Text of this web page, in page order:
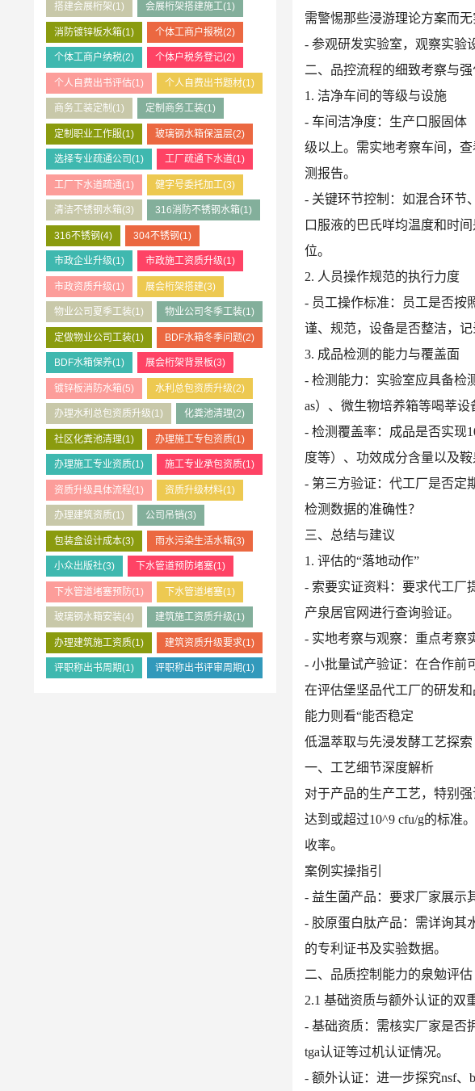
搭建会展桁架(1) 会展桁架搭建施工(1)
消防镀锌板水箱(1) 个体工商户报税(2)
个体工商户纳税(2) 个体户税务登记(2)
个人自费出书评估(1) 个人自费出书题材(1)
商务工装定制 (1) 定制商务工装(1)
定制职业工作服(1) 玻璃钢水箱保温层(2)
选择专业疏通公司 (1) 工厂疏通下水道(1)
工厂下水道疏通(1) 健字号委托加工(3)
清洁不锈钢水箱(3) 316消防不锈钢水箱(1)
316不锈钢(4) 304不锈钢(1)
市政企业升级(1) 市政施工资质升级(1)
市政资质升级(1) 展会桁架搭建(3)
物业公司夏季工装(1) 物业公司冬季工装(1)
定做物业公司工装(1) BDF水箱冬季问题(2)
BDF水箱保养(1) 展会桁架背景板(3)
镀锌板消防水箱(5) 水利总包资质升级(2)
办理水利总包资质升级(1) 化粪池清理(2)
社区化粪池清理(1) 办理施工专包资质(1)
办理施工专业资质(1) 施工专业承包资质(1)
资质升级具体流程(1) 资质升级材料(1)
办理建筑资质(1) 公司吊销(3)
包装盒设计成本(3) 雨水污染生活水箱(3)
小众出版社(3) 下水管道预防堵塞(1)
下水管道堵塞预防(1) 下水管道堵塞(1)
玻璃钢水箱安装(4) 建筑施工资质升级(1)
办理建筑施工资质(1) 建筑资质升级要求(1)
评职称出书周期(1) 评职称出书评审周期(1)
需警惕那些浸游理论方案而无
- 参观研发实验室，观察实验
二、品控流程的细致考察与强
1. 洁净车间的等级与设施
- 车间洁净度：生产口服固体
级以上。需实地考察车间，
测报告。
- 关键环节控制：如混合环节
口服液的巴氏咩均温度和时
位。
2. 人员操作规范的执行力度
- 员工操作标准：员工是否按
谨、规范，设备是否整洁，记
3. 成品检测的能力与覆盖面
- 检测能力：实验室应具备检
as）、微生物培养箱等喝莘
- 检测覆盖率：成品是否实现
度等）、功效成分含量以及
- 第三方验证：代工厂是否定
检测数据的准确性？
三、总结与建议
1. 评估的“落地动作”
- 索要实证资料：要求代工厂
产泉居官网进行查询验证。
- 实地考察与观察：重点考察
- 小批量试产验证：在合作前
在评估堡坚品代工厂的研发
能力则看“能否稳定
低温萃取与先浸发酵工艺探索
一、工艺细节深度解析
对于产品的生产工艺，特别
达到或超过10^9 cfu/g的标准
收率。
案例实操指引
- 益生菌产品：要求厂家展示
- 胶原蛋白肽产品：需详询其
的专利证书及实验数据。
二、品质控制能力的泉勉评估
2.1 基础资质与额外认证的双
- 基础资质：需核实厂家是否
tga认证等过机认证情况。
- 额外认证：进一步探究nsf、